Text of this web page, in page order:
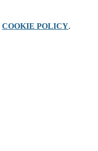
COOKIE POLICY.